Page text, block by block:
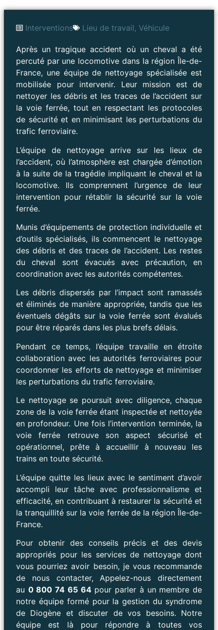
Interventions Lieu de travail, Véhicule
Après un tragique accident où un cheval a été
percuté par une locomotive dans la région Île-de-
France, une équipe de nettoyage spécialisée est
mobilisée pour intervenir. Leur mission est de
nettoyer les débris et les traces de l’accident sur
la voie ferrée, tout en respectant les protocoles
de sécurité et en minimisant les perturbations du
trafic ferroviaire.
L’équipe de nettoyage arrive sur les lieux de
l’accident, où l’atmosphère est chargée d’émotion
à la suite de la tragédie impliquant le cheval et la
locomotive. Ils comprennent l’urgence de leur
intervention pour rétablir la sécurité sur la voie
ferrée.
Munis d’équipements de protection individuelle et
d’outils spécialisés, ils commencent le nettoyage
des débris et des traces de l’accident. Les restes
du cheval sont évacués avec précaution, en
coordination avec les autorités compétentes.
Les débris dispersés par l’impact sont ramassés
et éliminés de manière appropriée, tandis que les
éventuels dégâts sur la voie ferrée sont évalués
pour être réparés dans les plus brefs délais.
Pendant ce temps, l’équipe travaille en étroite
collaboration avec les autorités ferroviaires pour
coordonner les efforts de nettoyage et minimiser
les perturbations du trafic ferroviaire.
Le nettoyage se poursuit avec diligence, chaque
zone de la voie ferrée étant inspectée et nettoyée
en profondeur. Une fois l’intervention terminée, la
voie ferrée retrouve son aspect sécurisé et
opérationnel, prête à accueillir à nouveau les
trains en toute sécurité.
L’équipe quitte les lieux avec le sentiment d’avoir
accompli leur tâche avec professionnalisme et
efficacité, en contribuant à restaurer la sécurité et
la tranquillité sur la voie ferrée de la région Île-de-
France.
Pour obtenir des conseils précis et des devis
appropriés pour les services de nettoyage dont
vous pourriez avoir besoin, je vous recommande
de nous contacter, Appelez-nous directement
au 0 800 74 65 64pour parler à un membre de
notre équipe formé pour la gestion du syndrome
de Diogène et discuter de vos besoins. Notre
équipe est là pour répondre à toutes vos